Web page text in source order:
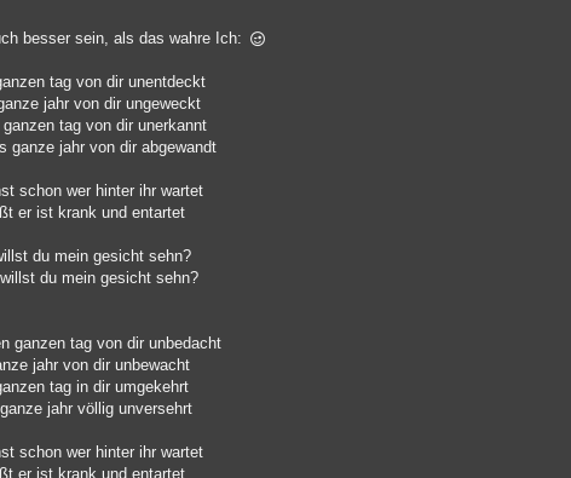
besser sein, als das wahre Ich:
tag von dir unentdeckt
jahr von dir ungeweckt
tag von dir unerkannt
ganze jahr von dir abgewandt
schon wer hinter ihr wartet
er ist krank und entartet
du mein gesicht sehn?
du mein gesicht sehn?
ganzen tag von dir unbedacht
jahr von dir unbewacht
tag in dir umgekehrt
jahr völlig unversehrt
schon wer hinter ihr wartet
er ist krank und entartet